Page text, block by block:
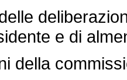
e di